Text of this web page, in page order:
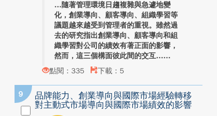
隨著管理環境日趨複雜與急遽地變
化，創業導向、顧客導向、組織學習等
議題越來越受到管理者的重視。雖然過
去的研究指出創業導向、顧客導向和組
織學習對公司的績效有著正面的影響，
然而，這三個構面彼此間的交互...
點閱：335
下載：5
9
品牌能力、創業導向與國際市場經驗轉移
對主動式市場導向與國際市場績效的影響